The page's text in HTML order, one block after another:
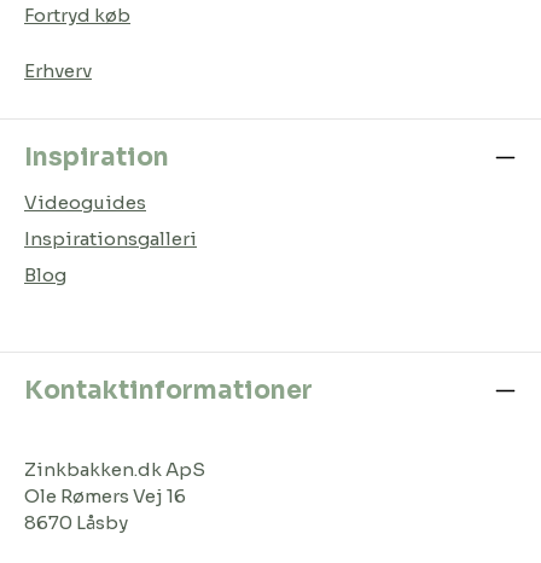
Fortryd køb
Erhverv
Inspiration
Videoguides
Inspirationsgalleri
Blog
Kontaktinformationer
Zinkbakken.dk ApS
Ole Rømers Vej 16
8670 Låsby